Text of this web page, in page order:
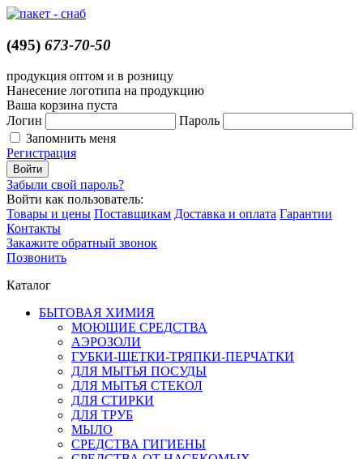
(495) 673-70-50
продукция оптом и в розницу
Нанесение логотипа на продукцию
Ваша корзина пуста
Логин
Пароль
Запомнить меня
Регистрация
Забыли свой пароль?
Войти как пользователь:
Товары и цены Поставщикам Доставка и оплата Гарантии
Контакты
Закажите обратный звонок
Позвонить
Каталог
БЫТОВАЯ ХИМИЯ
МОЮЩИЕ СРЕДСТВА
АЭРОЗОЛИ
ГУБКИ-ЩЕТКИ-ТРЯПКИ-ПЕРЧАТКИ
ДЛЯ МЫТЬЯ ПОСУДЫ
ДЛЯ МЫТЬЯ СТЕКОЛ
ДЛЯ СТИРКИ
ДЛЯ ТРУБ
МЫЛО
СРЕДСТВА ГИГИЕНЫ